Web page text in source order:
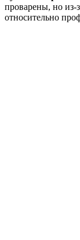
проварены, но из-
относительно